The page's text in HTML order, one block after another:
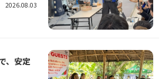
2026.08.03
、安定